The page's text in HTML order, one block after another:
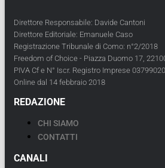
Direttore Responsabile: Davide Cantoni
Direttore Editoriale: Emanuele Caso
Registrazione Tribunale di Como: n°2/2018
Freedom of Choice - Piazza Duomo 17,
PIVA Cf e N° Iscr. Registro Imprese
Online dal 14 febbraio 2018
REDAZIONE
CHI SIAMO
CONTATTI
CANALI